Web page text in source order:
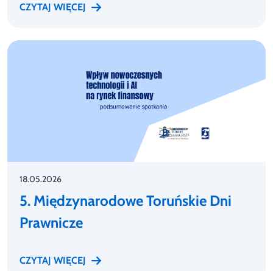
CZYTAJ WIĘCEJ
18.05.2026
5. Międzynarodowe Toruńskie Dni
Prawnicze
CZYTAJ WIĘCEJ